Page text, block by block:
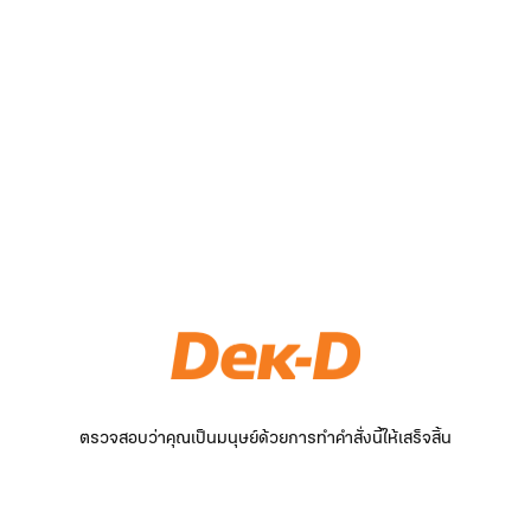
ตรวจสอบว่าคุณเป็นมนุษย์ด้วยการทำคำสั่งนี้ให้เสร็จสิ้น